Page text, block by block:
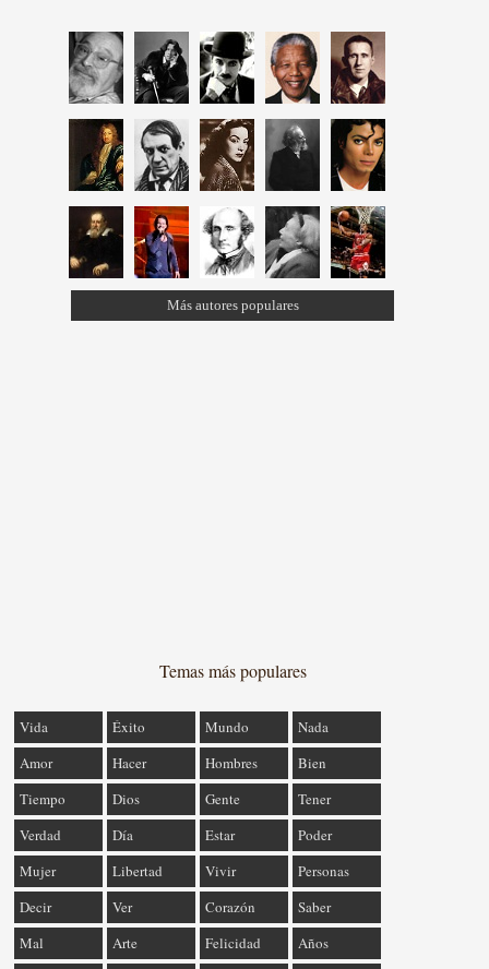
Más autores populares
Temas más populares
Vida Éxito Mundo
Nada
Amor
Hacer Hombres
Bien
Tiempo
Dios Gente
Tener
Verdad
Día Estar
Poder
Mujer
Libertad Vivir
Personas
Decir
Ver Corazón
Saber
Mal
Arte Felicidad Años